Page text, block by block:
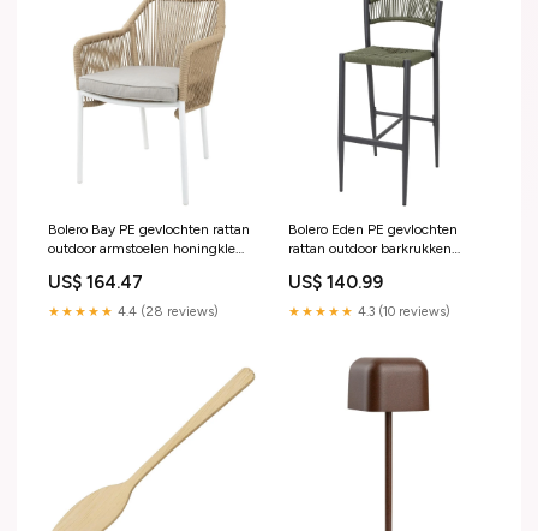
Bolero Bay PE gevlochten rattan
outdoor armstoelen honingkleur
US$ 164.47
★★★★★ 4.4 (28 reviews)
Bolero Eden PE gevlochten
rattan outdoor barkrukken
US$ 140.99
★★★★★ 4.3 (10 reviews)